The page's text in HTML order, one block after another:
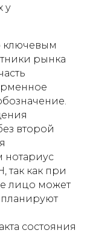
у
ключевым
рынка
второй
нотариус
так как при
лицо может
состояния